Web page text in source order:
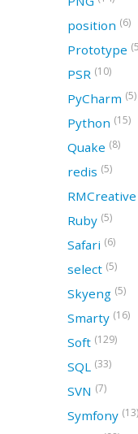
position (6)
Prototype
PSR (10)
PyCharm (5)
Python (15)
Quake (8)
redis (5)
RMCreative
Ruby (5)
Safari (6)
select (5)
Skyeng (5)
Smarty (16)
Soft (129)
SQL (33)
SVN (7)
Symfony (13)